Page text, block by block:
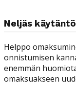
Neljäs
Helppo
onnistumisen
enemmän
omaksuakseen